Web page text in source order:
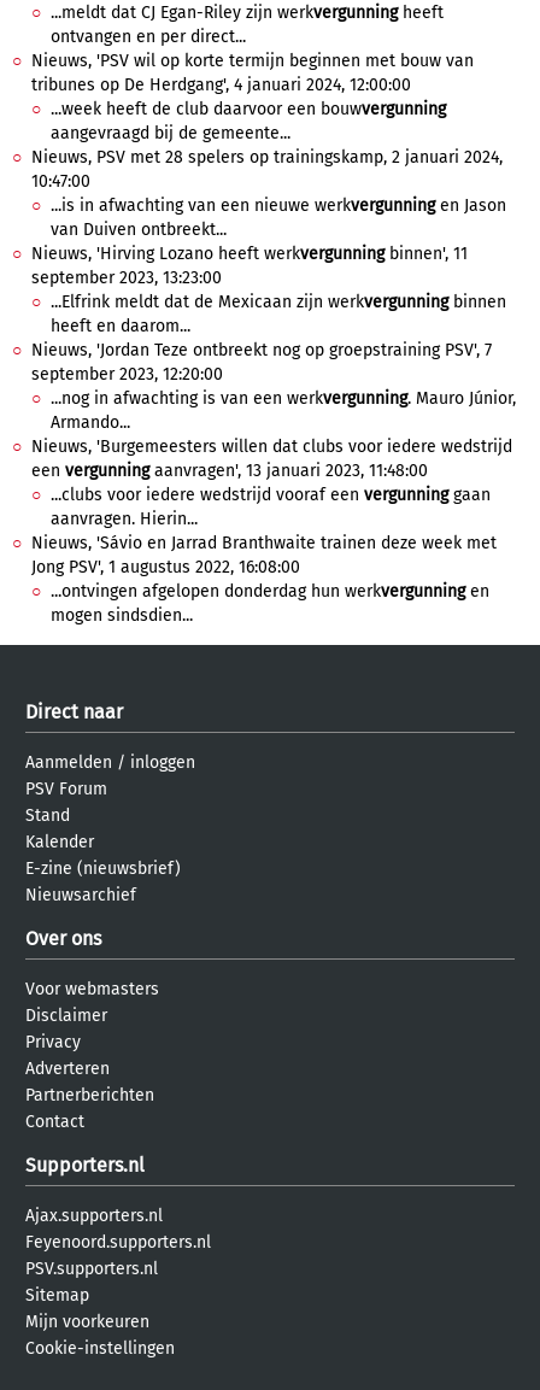
...meldt dat CJ Egan-Riley zijn werkvergunningheeft
ontvangen en per direct...
Nieuws, 'PSV wil op korte termijn beginnen met bouw van
tribunes op De Herdgang', 4 januari 2024, 12:00:00
...week heeft de club daarvoor een bouwvergunning
aangevraagd bij de gemeente...
Nieuws, PSV met 28 spelers op trainingskamp, 2 januari 2024,
10:47:00
...is in afwachting van een nieuwe werkvergunningen Jason
van Duiven ontbreekt...
Nieuws, 'Hirving Lozano heeft werkvergunningbinnen', 11
september 2023, 13:23:00
...Elfrink meldt dat de Mexicaan zijn werkvergunningbinnen
heeft en daarom...
Nieuws, 'Jordan Teze ontbreekt nog op groepstraining PSV', 7
september 2023, 12:20:00
...nog in afwachting is van een werkvergunning. Mauro Júnior,
Armando...
Nieuws, 'Burgemeesters willen dat clubs voor iedere wedstrijd
een vergunningaanvragen', 13 januari 2023, 11:48:00
...clubs voor iedere wedstrijd vooraf een vergunninggaan
aanvragen. Hierin...
Nieuws, 'Sávio en Jarrad Branthwaite trainen deze week met
Jong PSV', 1 augustus 2022, 16:08:00
...ontvingen afgelopen donderdag hun werkvergunningen
mogen sindsdien...
Direct naar
Aanmelden / inloggen
PSV Forum
Stand
Kalender
E-zine (nieuwsbrief)
Nieuwsarchief
Over ons
Voor webmasters
Disclaimer
Privacy
Adverteren
Partnerberichten
Contact
Supporters.nl
Ajax.supporters.nl
Feyenoord.supporters.nl
PSV.supporters.nl
Sitemap
Mijn voorkeuren
Cookie-instellingen